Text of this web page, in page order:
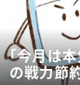
「今月は
の戦力節